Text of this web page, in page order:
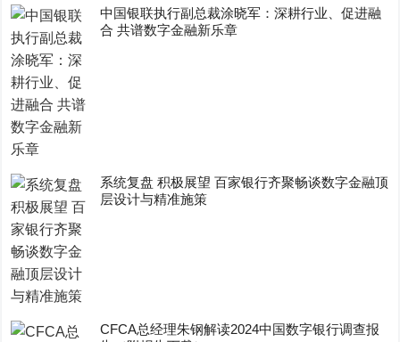
中国银联执行副总裁涂晓军：深耕行业、促进融
合 共谱数字金融新乐章
系统复盘 积极展望 百家银行齐聚畅谈数字金融顶
层设计与精准施策
CFCA总经理朱钢解读2024中国数字银行调查报